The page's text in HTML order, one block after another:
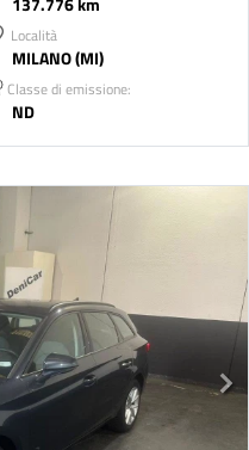
Località
MILANO (MI)
Classe di emissione:
ND